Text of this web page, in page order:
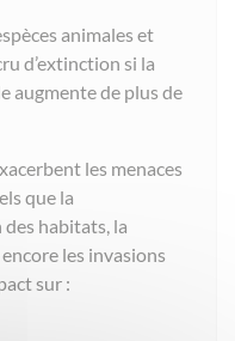
animales et
d’extinction si la
augmente de plus de
les menaces
que la
habitats, la
les invasions
sur :